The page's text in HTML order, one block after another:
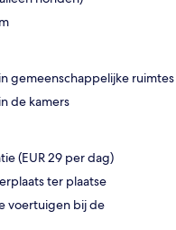
gemeenschappelijke ruimtes
de kamers
(EUR 29 per dag)
ter plaatse
voertuigen bij de